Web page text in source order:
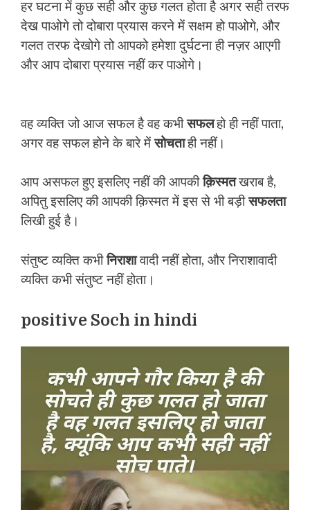
हर घटना में कुछ सही और कुछ गलत होता है अगर सही तरफ
देख पाओगे तो दोबारा प्रयास करने में सक्षम हो पाओगे, और
गलत तरफ देखोगे तो आपको हमेशा दुर्घटना ही नज़र आएगी
और आप दोबारा प्रयास नहीं कर पाओगे।
वह व्यक्ति जो आज सफल है वह कभीसफलहो ही नहीं पाता,
अगर वह सफल होने के बारे मेंसोचताही नहीं।
आप असफल हुए इसलिए नहीं की आपकीक़िस्मतखराब है,
अपितु इसलिए की आपकी क़िस्मत में इस से भी बड़ीसफलता
लिखी हुई है।
संतुष्ट व्यक्ति कभीनिराशावादी नहीं होता, और निराशावादी
व्यक्ति कभी संतुष्ट नहीं होता।
positive Soch in hindi